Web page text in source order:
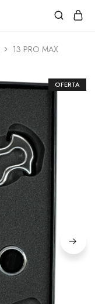
13 PRO MAX
OFERTA